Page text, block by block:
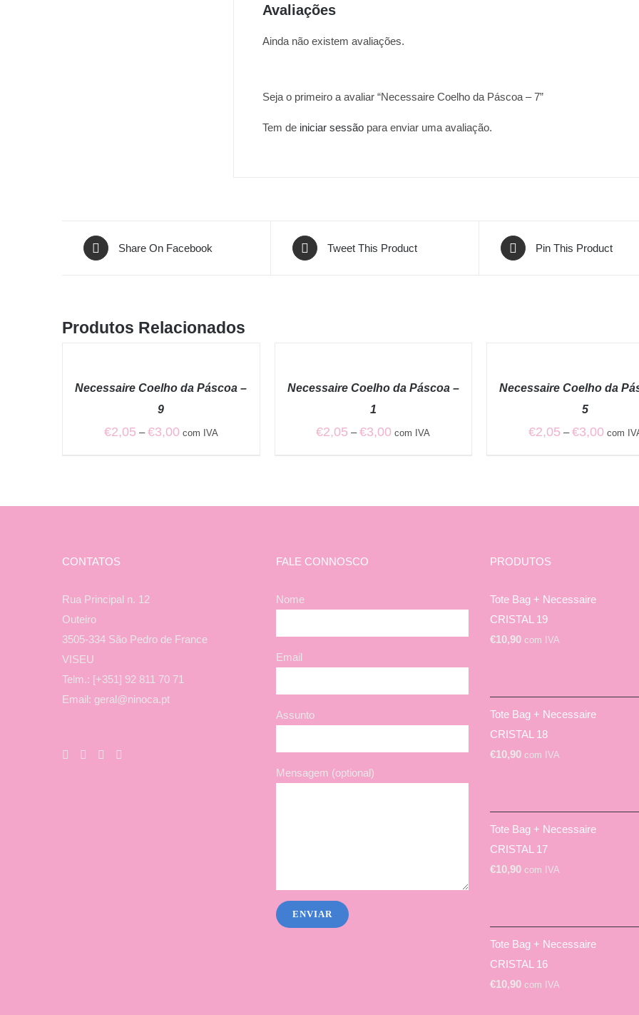
Avaliações
Ainda não existem avaliações.
Seja o primeiro a avaliar “Necessaire Coelho da Páscoa – 7”
Tem de iniciar sessão para enviar uma avaliação.
Share On Facebook Tweet This Product Pin This Product
Produtos Relacionados
QUICK
Necessaire Coelho da Páscoa –
9
€2,05 – €3,00Price
€3,00
com IVA
QUICK
Necessaire Coelho da Páscoa –
1
€2,05 – €3,00 Price
€3,00
com IVA
QUICK
Necessaire Coelho da
5
€2,05 – €3,00Price
€3,00
com
CONTATOS
Rua Principal n. 12
Outeiro
3505-334 São Pedro de France
VISEU
Telm.: [+351] 92 811 70 71
Email: geral@ninoca.pt
FALE CONNOSCO
Nome
Email
Assunto
Mensagem (optional)
PRODUTOS
Tote Bag + Necessaire
CRISTAL 19
€10,90 com IVA
Tote Bag + Necessaire
CRISTAL 18
€10,90 com IVA
Tote Bag + Necessaire
CRISTAL 17
€10,90 com IVA
Tote Bag + Necessaire
CRISTAL 16
€10,90 com IVA